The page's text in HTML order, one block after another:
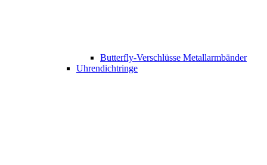
Butterfly-Verschlüsse Metallarmbänder
Uhrendichtringe